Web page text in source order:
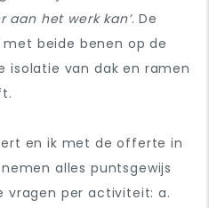
aan het werk kan’. De
beide benen op de
isolatie van dak en ramen
en ik met de offerte in
alles puntsgewijs
vragen per activiteit:a.